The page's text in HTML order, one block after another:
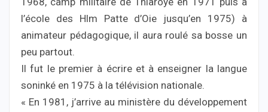
l’école des Hlm Patte d’Oie jusqu’en 1975) à
animateur pédagogique, il aura roulé sa bosse un
peu partout.
Il fut le premier à écrire et à enseigner la langue
soninké en 1975 à la télévision nationale.
« En 1981, j’arrive au ministère du développement